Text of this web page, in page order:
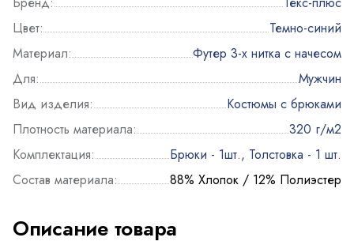
Цвет:
Темно-синий
Материал:
Футер 3-х нитка с начесом
Для:
Мужчин
Вид изделия:
Костюмы с брюками
Плотность материала:
320 г/м2
Комплектация:
Брюки - 1шт., Толстовка - 1 шт.
Состав материала:
88% Хлопок / 12% Полиэстер
Описание товара